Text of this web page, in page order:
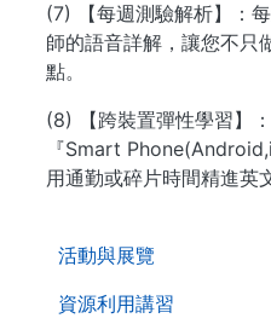
活動與展覽
資源利用講習
(7) 【每週測驗解析】：
師的語音詳解，讓您不只
點。
(8) 【跨裝置彈性學習】
『Smart
用通勤或碎片時間精進英